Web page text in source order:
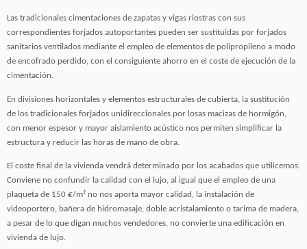
Las tradicionales cimentaciones de zapatas y vigas riostras con sus
correspondientes forjados autoportantes pueden ser sustituidas por forjados
sanitarios ventilados mediante el empleo de elementos de polipropileno a modo
de encofrado perdido, con el consiguiente ahorro en el coste de ejecución de la
cimentación.
En divisiones horizontales y elementos estructurales de cubierta, la sustitución
de los tradicionales forjados unidireccionales por losas macizas de hormigón,
con menor espesor y mayor aislamiento acústico nos permiten simplificar la
estructura y reducir las horas de mano de obra.
El coste final de la vivienda vendrá determinado por los acabados que utilicemos.
Conviene no confundir la calidad con el lujo, al igual que el empleo de una
plaqueta de 150 €/m² no nos aporta mayor calidad, la instalación de
videoportero, bañera de hidromasaje, doble acristalamiento o tarima de madera,
a pesar de lo que digan muchos vendedores, no convierte una edificación en
vivienda de lujo.